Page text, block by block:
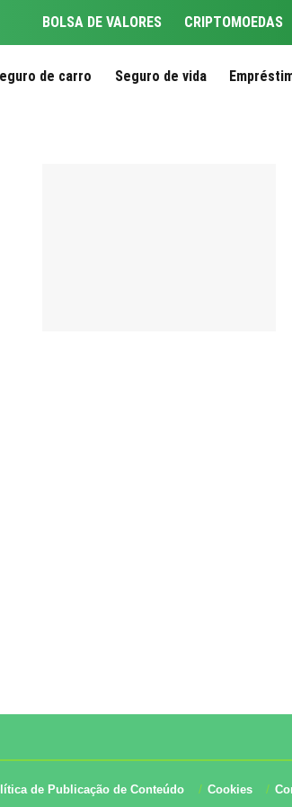
BOLSA DE VALORES CRIPTOMOEDAS
de carro Seguro de vida
de Publicação de Conteúdo Cookies